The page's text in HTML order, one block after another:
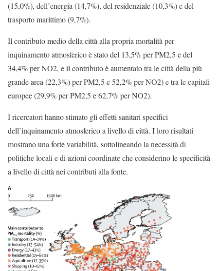
(15,0%), dell’energia (14,7%), del residenziale (10,3%) e del
trasporto marittimo (9,7%).
Il contributo medio della città alla propria mortalità per
inquinamento atmosferico è stato del 13,5% per PM2,5 e del
34,4% per NO2, e il contributo è aumentato tra le città della più
grande area (22,3%) per PM2,5 e 52,2% per NO2) e tra le capitali
europee (29,9% per PM2,5 e 62,7% per NO2).
I ricercatori hanno stimato gli effetti sanitari specifici
dell’inquinamento atmosferico a livello di città. I loro risultati
mostrano una forte variabilità, sottolineando la necessità di
politiche locali e di azioni coordinate che considerino le specificità
a livello di città nei contributi alla fonte.